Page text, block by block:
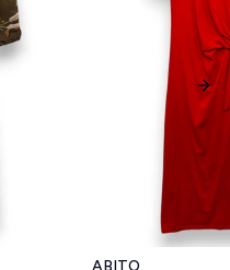
ABITO